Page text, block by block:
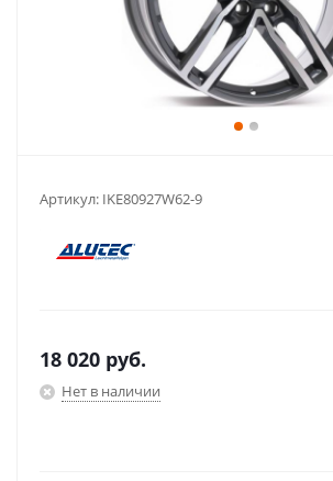
Артикул: IKE80927W62-9
18 020 руб.
Нет в наличии